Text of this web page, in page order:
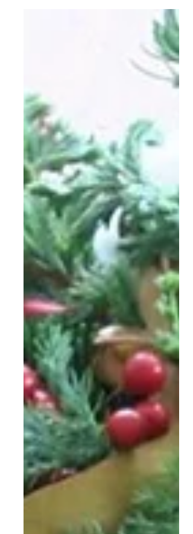
今年は少しバタバタしており、気が付けば夏の
アレンジでブログがストップしていました とい
うことで、大慌てでブログを更新していきま
す！ まずはリースから こちらはクリスマスリー
スＢを数回制作されている受講生さまの作品に